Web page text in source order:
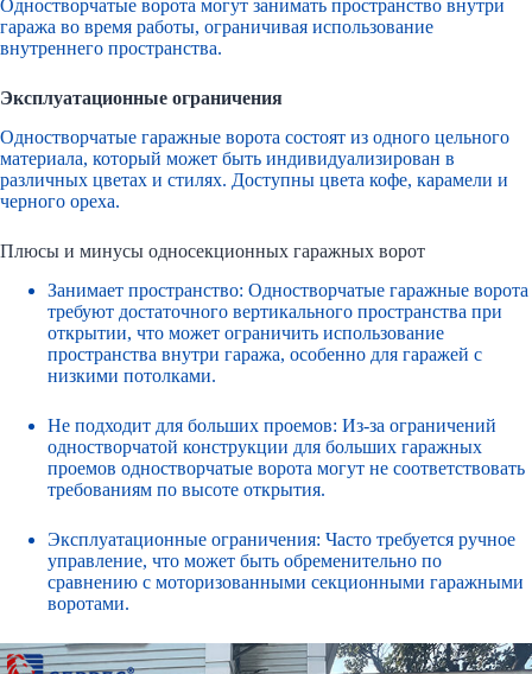
Одностворчатые ворота могут занимать пространство внутри
гаража во время работы, ограничивая использование
внутреннего пространства.
Эксплуатационные ограничения
Одностворчатые гаражные ворота состоят из одного цельного
материала, который может быть индивидуализирован в
различных цветах и стилях. Доступны цвета кофе, карамели и
черного ореха.
Плюсы и минусы односекционных гаражных ворот
Занимает пространство: Одностворчатые гаражные ворота
требуют достаточного вертикального пространства при
открытии, что может ограничить использование
пространства внутри гаража, особенно для гаражей с
низкими потолками.
Не подходит для больших проемов: Из-за ограничений
одностворчатой конструкции для больших гаражных
проемов одностворчатые ворота могут не соответствовать
требованиям по высоте открытия.
Эксплуатационные ограничения: Часто требуется ручное
управление, что может быть обременительно по
сравнению с моторизованными секционными гаражными
воротами.